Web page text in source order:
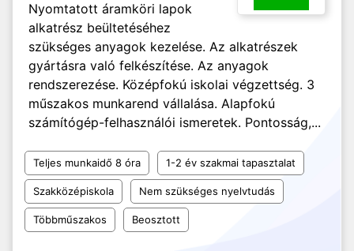
Nyomtatott áramköri lapok
alkatrész beültetéséhez
szükséges anyagok kezelése. Az alkatrészek
gyártásra való felkészítése. Az anyagok
rendszerezése. Középfokú iskolai végzettség. 3
műszakos munkarend vállalása. Alapfokú
számítógép-felhasználói ismeretek. Pontosság,...
Teljes munkaidő 8 óra 1-2 év szakmai tapasztalat
Szakközépiskola Nem szükséges nyelvtudás
Többműszakos Beosztott